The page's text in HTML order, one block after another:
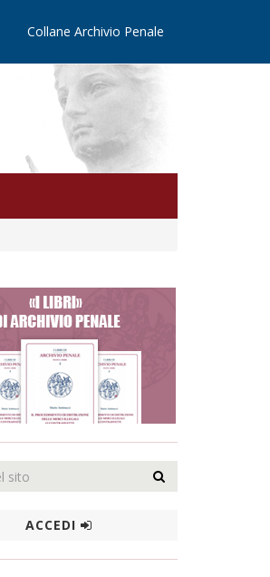
Collane Archivio Penale
ACCEDI